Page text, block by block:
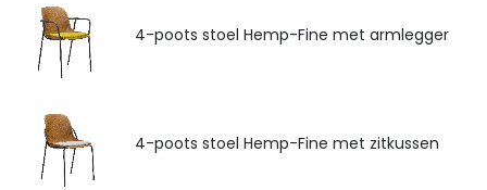
4-poots stoel Hemp-Fine met armlegger
4-poots stoel Hemp-Fine met zitkussen